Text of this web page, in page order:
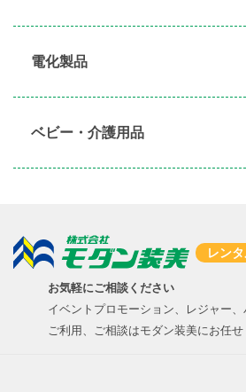
電化製品​
ベビー・介護用品​
レン
お気軽にご相談ください
イベントプロモーション、レジャー
ご利用、ご相談はモダン装美にお任せ